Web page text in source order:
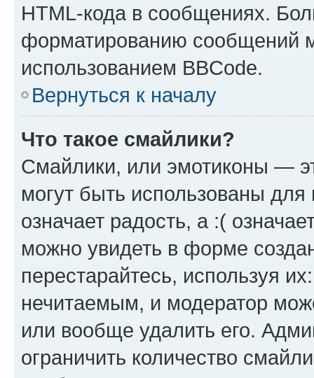
HTML-кода в сообщениях.
форматированию сообщений
использованием BBCode.
Вернуться к началу
Что такое смайлики?
Смайлики, или эмотиконы —
могут быть использованы
означает радость, а :(
можно увидеть в форме
перестарайтесь, используя
нечитаемым, и модератор
или вообще удалить его.
ограничить количество